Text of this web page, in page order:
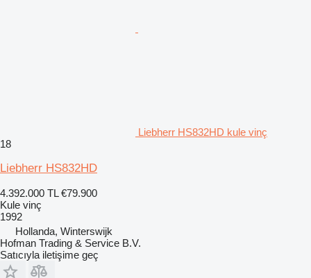
Liebherr HS832HD kule vinç
18
Liebherr HS832HD
4.392.000 TL €79.900
Kule vinç
1992
Hollanda, Winterswijk
Hofman Trading & Service B.V.
Satıcıyla iletişime geç